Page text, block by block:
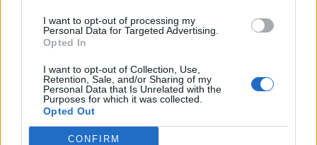
I want to opt-out of processing my
Personal Data for Targeted Advertising.
Opted In
I want to opt-out of Collection, Use,
Retention, Sale, and/or Sharing of my
Personal Data that Is Unrelated with the
Purposes for which it was collected.
Opted Out
CONFIRM
Κατηγορία Κοινωνικές - Αστυνομικές 17 Μαϊ 2025